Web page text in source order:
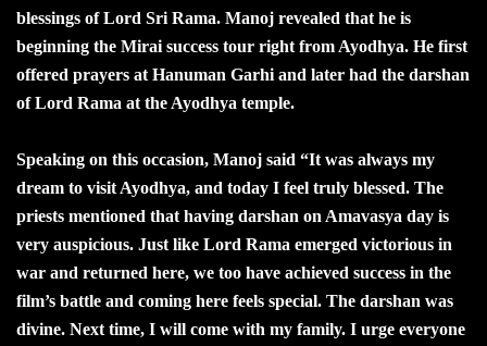
blessings of Lord Sri Rama. Manoj revealed that he is
beginning the Mirai success tour right from Ayodhya. He first
offered prayers at Hanuman Garhi and later had the darshan
of Lord Rama at the Ayodhya temple.
Speaking on this occasion, Manoj said “It was always my
dream to visit Ayodhya, and today I feel truly blessed. The
priests mentioned that having darshan on Amavasya day is
very auspicious. Just like Lord Rama emerged victorious in
war and returned here, we too have achieved success in the
film’s battle and coming here feels special. The darshan was
divine. Next time, I will come with my family. I urge everyone